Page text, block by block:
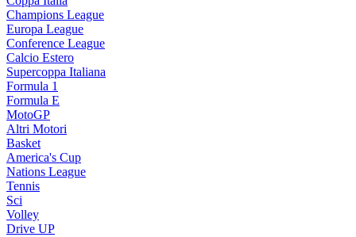
Champions League
Europa League
Conference League
Calcio Estero
Supercoppa Italiana
Formula 1
Formula E
MotoGP
Altri Motori
Basket
America's Cup
Nations League
Tennis
Sci
Volley
Drive UP